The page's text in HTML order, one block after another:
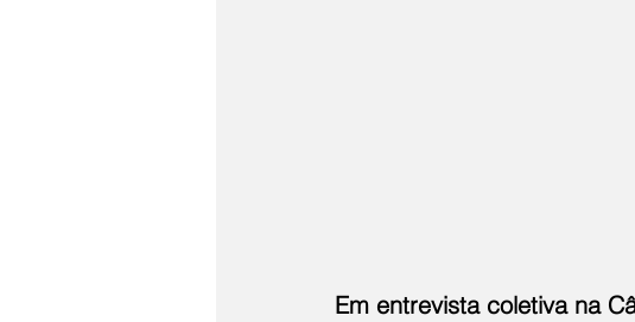
Em entrevista coletiva na